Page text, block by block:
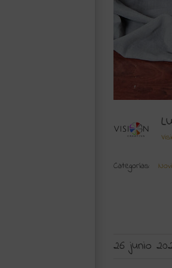
Categorías:
26 junio